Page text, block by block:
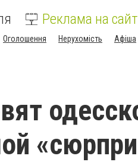
Реклама на
Оголошення Нерухомість Афіша